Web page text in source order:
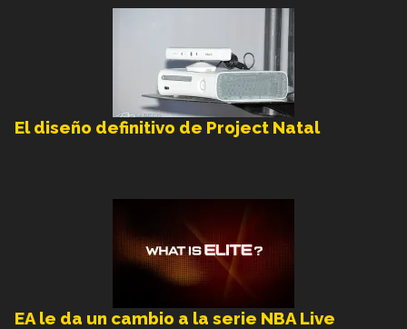
El diseño definitivo de Project Natal
EA le da un cambio a la serie NBA Live